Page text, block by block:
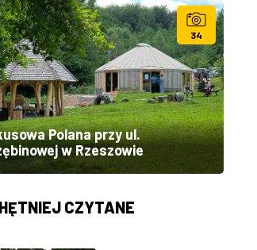
34
Polana przy ul.
w Rzeszowie
CZYTANE